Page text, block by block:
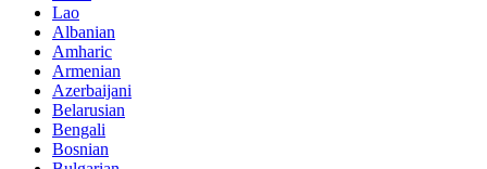
Lao
Albanian
Amharic
Armenian
Azerbaijani
Belarusian
Bengali
Bosnian